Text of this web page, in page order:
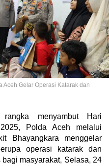
Aceh Gelar Operasi Katarak dan
menyambut Hari
Polda Aceh melalui
Bhayangkara menggelar
operasi katarak dan
masyarakat, Selasa, 24